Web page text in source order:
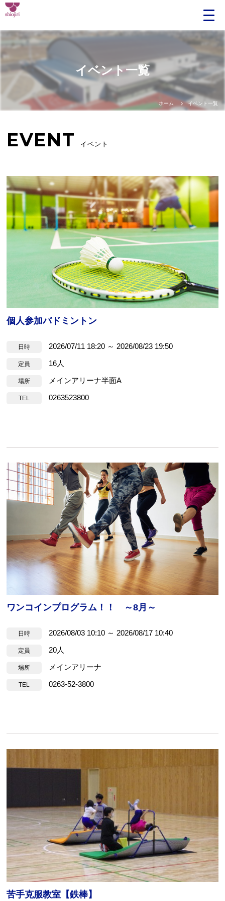
Webアクセシビリティについて
文字サイズ 標準
イベント一覧
ホーム イベント一覧
EVENT イベント
個人参加バドミントン
日時 2026/07/11 18:20 ～ 2026/08/23 19:50
定員 16人
場所 メインアリーナ半面A
TEL 0263523800
ワンコインプログラム！！ ～8月～
日時 2026/08/03 10:10 ～ 2026/08/17 10:40
定員 20人
場所 メインアリーナ
TEL 0263-52-3800
苦手克服教室【鉄棒】